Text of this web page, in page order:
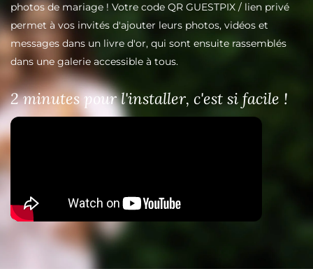
photosde mariage ! Votre code QR GUESTPIX / lien privé
permet à vos invités d'ajouter leurs photos, vidéos et
messages dans un livre d'or, qui sont ensuite rassemblés
dans une galerie accessible à tous.
2 minutes pour l'installer, c'est si facile !